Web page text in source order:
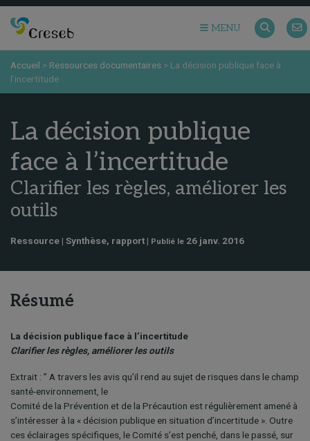
MENU
Accueil > Ressources documentaires > La décision publique face à
l’incertitude
La décision publique
face à l’incertitude
Clarifier les règles, améliorer les
outils
Ressource | Synthèse, rapport | Publié le 26 janv. 2016
Résumé
La décision publique face à l’incertitude
Clarifier les règles, améliorer les outils
Extrait : ” A travers les avis qu’il rend au sujet de risques dans le champ
santé-environnement, le
Comité de la Prévention et de la Précaution est régulièrement amené à
s’intéresser à la « décision publique en situation d’incertitude ». Outre
ces éclairages spécifiques, le Comité s’est penché, dans le passé, sur